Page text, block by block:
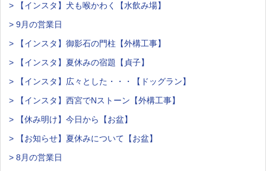
> 【インスタ】犬も喉かわく【水飲み場】
> 9月の営業日
> 【インスタ】御影石の門柱【外構工事】
> 【インスタ】夏休みの宿題【貞子】
> 【インスタ】広々とした・・・【ドッグラン】
> 【インスタ】西宮でNストーン【外構工事】
> 【休み明け】今日から【お盆】
> 【お知らせ】夏休みについて【お盆】
> 8月の営業日